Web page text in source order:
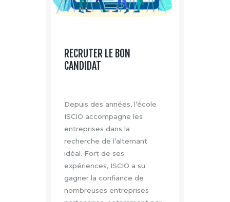
RECRUTER LE BON
CANDIDAT
Depuis des années, l’école
ISCIO accompagne les
entreprises dans la
recherche de l’alternant
idéal. Fort de ses
expériences, ISCIO a su
gagner la confiance de
nombreuses entreprises